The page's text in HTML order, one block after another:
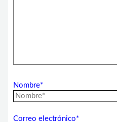
Nombre*
Correo electrónico*